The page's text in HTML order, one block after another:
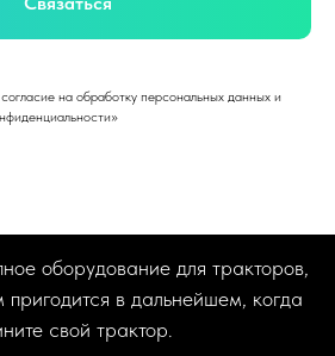
на обработку персональных данных и
оборудование для тракторов,
в дальнейшем, когда
свой трактор.